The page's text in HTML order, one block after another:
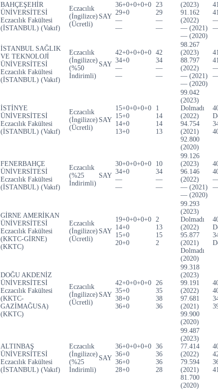
BAHÇEŞEHİR
ÜNİVERSİTESİ
Eczacılık Fakültesi
(İSTANBUL) (Vakıf)
Eczacılık
(İngilizce)
(Ücretli)
SAY
36+0+0+0+0
29+0
—
—
23
29
—
—
(2023)
91.162
(2022)
— (2021)
— (2020)
İSTANBUL SAĞLIK
VE TEKNOLOJİ
ÜNİVERSİTESİ
Eczacılık Fakültesi
(İSTANBUL) (Vakıf)
Eczacılık
(İngilizce)
(%50
İndirimli)
SAY
42+0+0+0+0
34+0
—
—
42
34
—
—
98.267
(2023)
88.797
(2022)
— (2021)
— (2020)
İSTİNYE
ÜNİVERSİTESİ
Eczacılık Fakültesi
(İSTANBUL) (Vakıf)
Eczacılık
(İngilizce)
(Ücretli)
SAY
15+0+0+0+0
15+0
14+0
13+0
1
14
14
13
99.042
(2023)
Dolmadı
(2022)
94.754
(2021)
92.800
(2020)
FENERBAHÇE
ÜNİVERSİTESİ
Eczacılık Fakültesi
(İSTANBUL) (Vakıf)
Eczacılık
(%25
İndirimli)
SAY
30+0+0+0+0
34+0
—
—
10
34
—
—
99.126
(2023)
96.146
(2022)
— (2021)
— (2020)
GİRNE AMERİKAN
ÜNİVERSİTESİ
Eczacılık Fakültesi
(KKTC-GİRNE)
(KKTC)
Eczacılık
(İngilizce)
(Ücretli)
SAY
19+0+0+0+0
14+0
15+0
20+0
2
13
15
2
99.293
(2023)
Dolmadı
(2022)
95.877
(2021)
Dolmadı
(2020)
DOĞU AKDENİZ
ÜNİVERSİTESİ
Eczacılık Fakültesi
(KKTC-
GAZİMAĞUSA)
(KKTC)
Eczacılık
(İngilizce)
(Ücretli)
SAY
42+0+0+0+0
35+0
38+0
36+0
26
35
38
36
99.318
(2023)
99.191
(2022)
97.681
(2021)
99.900
(2020)
ALTINBAŞ
ÜNİVERSİTESİ
Eczacılık Fakültesi
(İSTANBUL) (Vakıf)
Eczacılık
(İngilizce)
(%25
İndirimli)
SAY
36+0+0+0+0
36+0
36+0
28+0
36
36
36
28
99.487
(2023)
77.414
(2022)
79.594
(2021)
81.700
(2020)